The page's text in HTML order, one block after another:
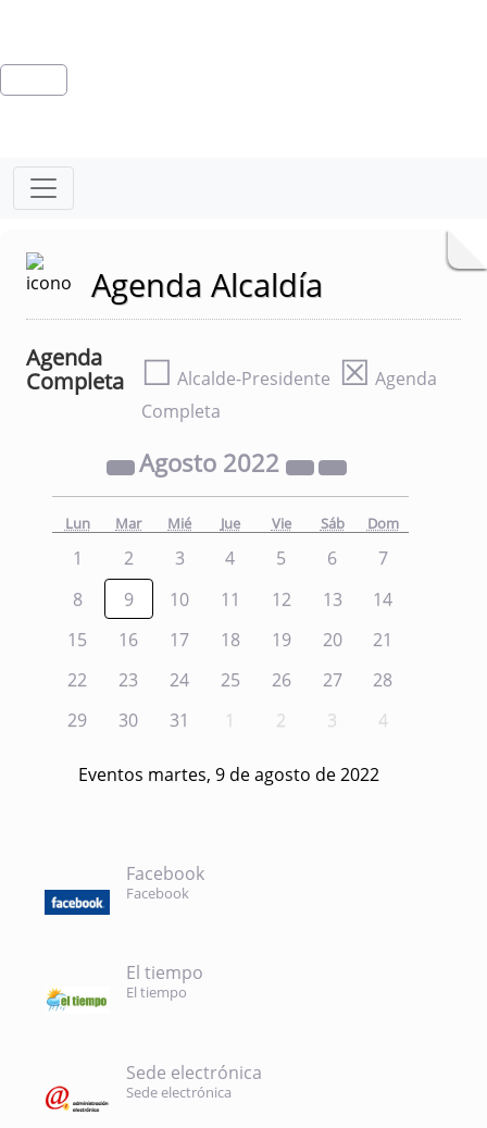
Agenda Alcaldía
Agenda
Completa
☐ Alcalde-Presidente ☒ Agenda
Completa
Agosto 2022
Lun Mar Mié Jue Vie Sáb Dom
1 2 3 4 5 6
7
8
9 10 11 12 13
14
15
16 17 18 19 20
21
22
23 24 25 26 27
28
29
30 31 1 2 3 4
Eventos martes, 9 de agosto de 2022
Facebook
Facebook
El tiempo
El tiempo
Sede electrónica
Sede electrónica